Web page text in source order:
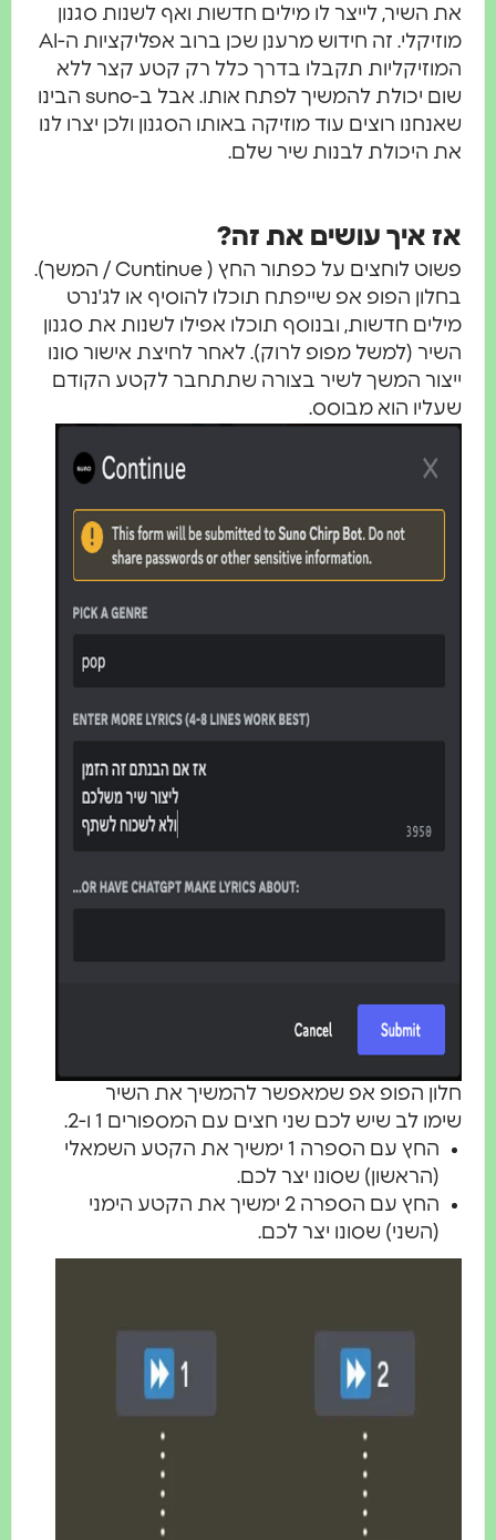
השיר, לייצר לו מילים חדשות ואף לשנות סגנון
מוזיקלי. זה חידוש מרענן שכן ברוב אפליקציות ה-AI
תקבלו בדרך כלל רק קטע קצר ללא
שום יכולת להמשיך לפתח אותו. אבל ב-suno הבינו
רוצים עוד מוזיקה באותו הסגנון ולכן יצרו לנו
היכולת לבנות שיר שלם.
איך עושים את זה?
פשוט לוחצים על כפתור החץ ( Cuntinue / המשך).
הפופ אפ שייפתח תוכלו להוסיף או לג'נרט
חדשות, ובנוסף תוכלו אפילו לשנות את סגנון
(למשל מפופ לרוק). לאחר לחיצת אישור סונו
המשך לשיר בצורה שתתחבר לקטע הקודם
הוא מבוסס.
הפופ אפ שמאפשר להמשיך את השיר
לב שיש לכם שני חצים עם המספורים 1 ו-2.
החץ עם הספרה 1 ימשיך את הקטע השמאלי
(הראשון) שסונו יצר לכם.
החץ עם הספרה 2 ימשיך את הקטע הימני
(השני) שסונו יצר לכם.